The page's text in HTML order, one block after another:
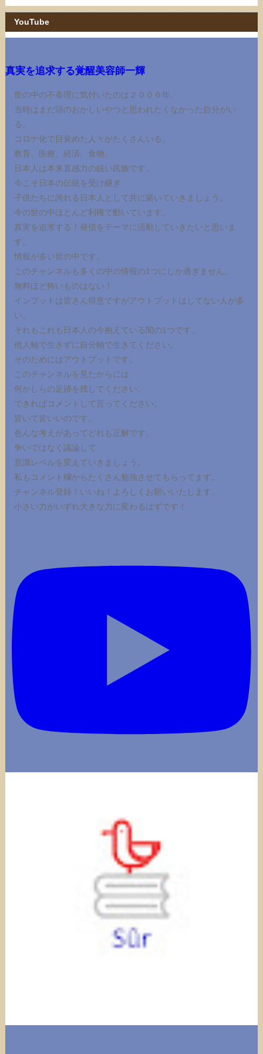
YouTube
真実を追求する覚醒美容師一輝
世の中の不条理に気付いたのは２００６年。
当時はまだ頭のおかしいやつと思われたくなかった自分がい
る。
コロナ化で目覚めた人々がたくさんいる。
教育、医療、経済、食物。
日本人は本来直感力の鋭い民族です。
今こそ日本の伝統を受け継ぎ
子供たちに誇れる日本人として共に築いていきましょう。
今の世の中ほとんど利権で動いています。
真実を追求する！発信をテーマに活動していきたいと思いま
す。
情報が多い世の中です。
このチャンネルも多くの中の情報の1つにしか過ぎません。
無料ほど怖いものはない！
インプットは皆さん得意ですがアウトプットはしてない人が多
い。
それもこれも日本人の今抱えている闇の1つです。
他人軸で生きずに自分軸で生きてください。
そのためにはアウトプットです。
このチャンネルを見たからには
何かしらの足跡を残してください。
できればコメントして言ってください。
皆いて皆いいのです。
色んな考えがあってどれも正解です。
争いではなく議論して
意識レベルを変えていきましょう。
私もコメント欄からたくさん勉強させてもらってます。
チャンネル登録！いいね！よろしくお願いいたします。
小さい力がいずれ大きな力に変わるはずです！